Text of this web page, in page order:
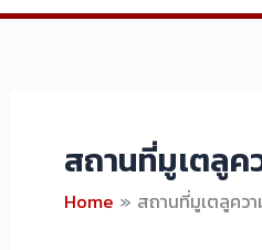
สถานที่มูเตลูค
Home สถานที่มูเตลูคว